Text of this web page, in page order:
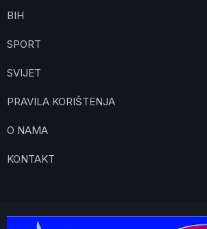
BIH
SPORT
SVIJET
PRAVILA KORIŠTENJA
O NAMA
KONTAKT